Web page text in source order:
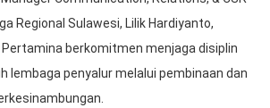
Regional Sulawesi, Lilik Hardiyanto,
berkomitmen menjaga disiplin
lembaga penyalur melalui pembinaan dan